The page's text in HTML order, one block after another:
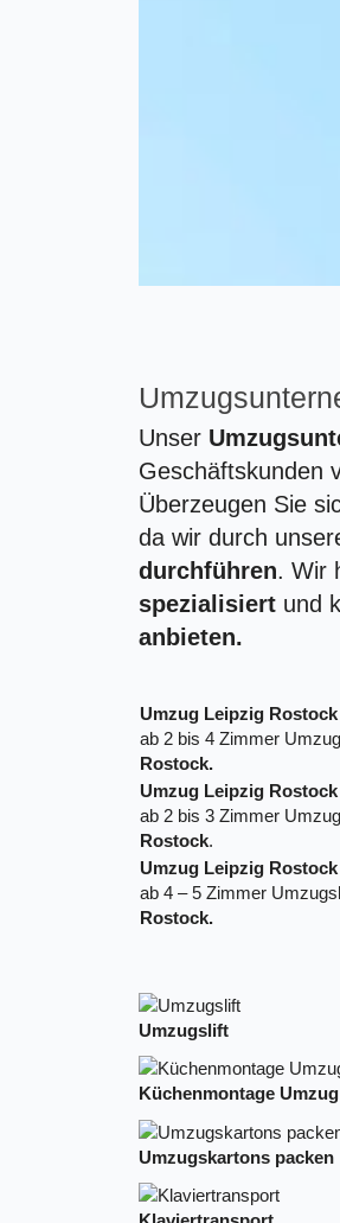
Unser
Geschäftskunden
Überzeugen Sie
da wir durch
durchführen. Wir
spezialisiert und
anbieten.
Umzug Leipzig Rostock
ab 2 bis 4 Zimmer
Rostock.
Umzug Leipzig Rostock
ab 2 bis 3 Zimmer
Rostock.
Umzug Leipzig Rostock
ab 4 – 5 Zimmer
Rostock.
Umzugslift
Küchenmontage Umzug
Umzugskartons packen